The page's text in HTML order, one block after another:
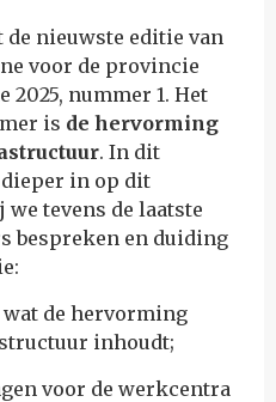
de nieuwste editie van
voor de provincie
nummer 1. Het
is de hervorming
. In dit
dieper in op dit
tevens de laatste
bespreken en duiding
de hervorming
inhoudt;
voor de werkcentra